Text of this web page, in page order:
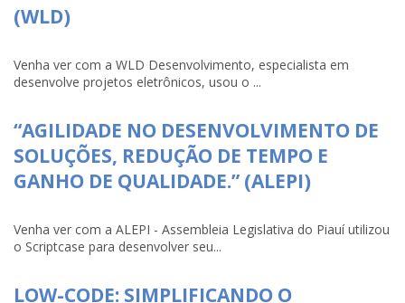
(WLD)
Venha ver com a WLD Desenvolvimento, especialista em
desenvolve projetos eletrônicos, usou o ...
“AGILIDADE NO DESENVOLVIMENTO DE
SOLUÇÕES, REDUÇÃO DE TEMPO E
GANHO DE QUALIDADE.” (ALEPI)
Venha ver com a ALEPI - Assembleia Legislativa do Piauí utilizou
o Scriptcase para desenvolver seu...
LOW-CODE: SIMPLIFICANDO O